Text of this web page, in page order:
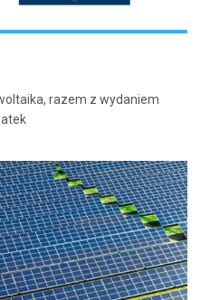
razem z wydaniem